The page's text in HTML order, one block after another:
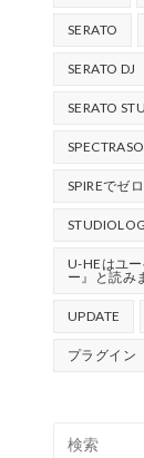
SERATO
SERATO DJ
SERATO
SPIREでゼ
U-HEはユ
ー』と読み
UPDATE
プラグイン